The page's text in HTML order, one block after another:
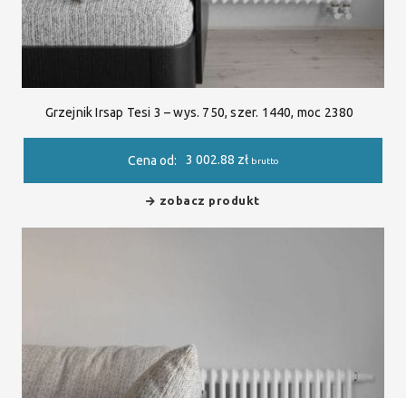
Grzejnik Irsap Tesi 3 – wys. 750, szer. 1440, moc 2380
Cena od: 3 002.88 zł brutto
zobacz produkt